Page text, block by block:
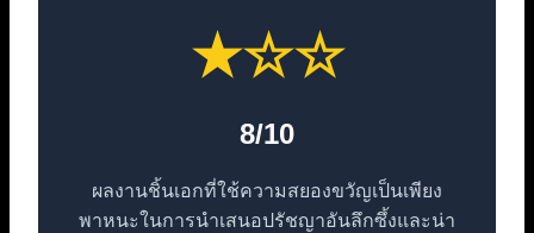
★☆☆
8/10
ผลงานชิ้นเอกที่ใช้ความสยองขวัญเป็นเพียง
พาหนะในการนำเสนอปรัชญาอันลึกซึ้งและน่า